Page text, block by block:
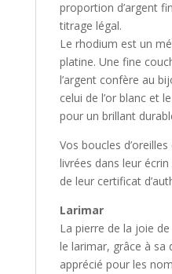
proportion d’argent
titrage légal.
Le rhodium est un
platine. Une fine
l’argent confère au
celui de l’or blanc et
pour un brillant
Vos boucles
livrées dans leur
de leur certificat
Larimar
La pierre de la joie
le larimar, grâce à sa
apprécié pour les